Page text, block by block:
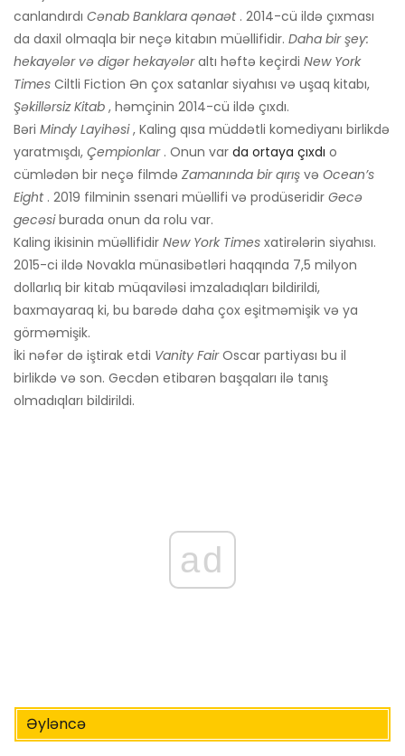
canlandırdı Cənab Banklara qənaət. 2014-cü ildə çıxması
da daxil olmaqla bir neçə kitabın müəllifidir. Daha bir şey:
hekayələr və digər hekayələraltı həftə keçirdi New York
Times Ciltli Fiction Ən çox satanlar siyahısı və uşaq kitabı,
Şəkillərsiz Kitab , həmçinin 2014-cü ildə çıxdı.
Bəri Mindy Layihəsi, Kaling qısa müddətli komediyanı birlikdə
yaratmışdı, Çempionlar. Onun var da ortaya çıxdı o
cümlədən bir neçə filmdə Zamanında bir qırış və Ocean’s
Eight. 2019 filminin ssenari müəllifi və prodüseridir Gecə
gecəsiburada onun da rolu var.
Kaling ikisinin müəllifidir New York Times xatirələrin siyahısı.
2015-ci ildə Novakla münasibətləri haqqında 7,5 milyon
dollarlıq bir kitab müqaviləsi imzaladıqları bildirildi,
baxmayaraq ki, bu barədə daha çox eşitməmişik və ya
görməmişik.
İki nəfər də iştirak etdi Vanity FairOscar partiyası bu il
birlikdə və son. Gecdən etibarən başqaları ilə tanış
olmadıqları bildirildi.
ad
Əyləncə